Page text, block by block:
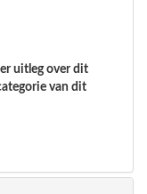
uitleg over dit
van dit